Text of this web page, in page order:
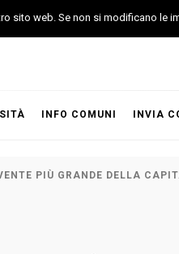
INFO COMUNI INVIA
PIÙ GRANDE DELLA
sito web. Se non si modificano le